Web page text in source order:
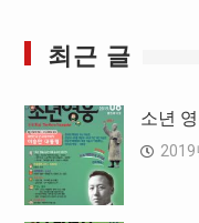
최근 글
소년
2019